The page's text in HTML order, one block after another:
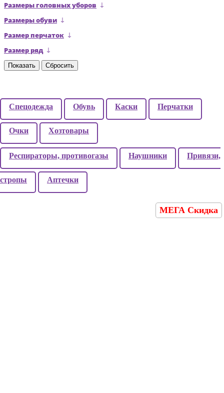
Размеры головных уборов
Размеры обуви
Размер перчаток
Размер ряд
Спецодежда Обувь Каски Перчатки
Очки Хозтовары
Респираторы, противогазы Наушники Привязи,
стропы Аптечки
МЕГА Скидка